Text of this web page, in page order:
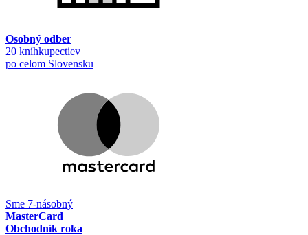
Osobný odber
20 kníhkupectiev
po celom Slovensku
Sme 7-násobný
MasterCard
Obchodník roka